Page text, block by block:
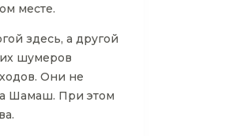
месте.
здесь, а другой
шумеров
Они не
Шамаш. При этом